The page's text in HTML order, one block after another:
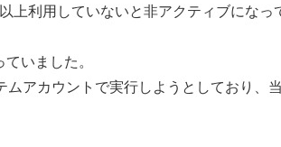
利用していないと非アクティブになっ
いました。
アカウントで実行しようとしており、